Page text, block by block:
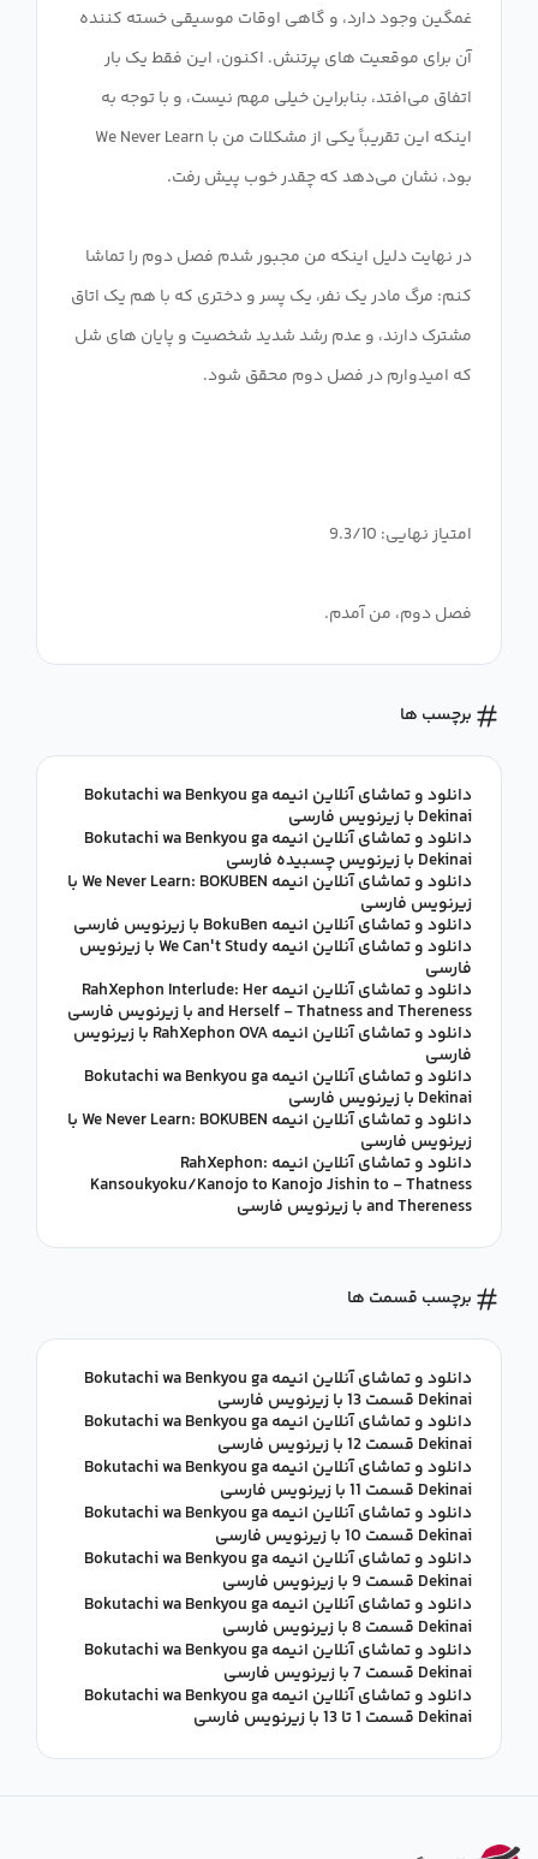
غمگین وجود دارد، و گاهی اوقات موسیقی خسته کننده
آن برای موقعیت های پرتنش. اکنون، این فقط یک بار
اتفاق می‌افتد، بنابراین خیلی مهم نیست، و با توجه به
اینکه این تقریباً یکی از مشکلات من با We Never Learn
در نهایت دلیل اینکه من مجبور شدم فصل دوم را تماشا
کنم: مرگ مادر یک نفر، یک پسر و دختری که با هم یک اتاق
مشترک دارند، و عدم رشد شدید شخصیت و پایان های شل
فصل دوم، من آمدم.
برچسب ها
دانلود و تماشای آنلاین انیمه Bokutachi wa Benkyou ga
Dekinai با زیرنویس فارسی
دانلود و تماشای آنلاین انیمه Bokutachi wa Benkyou ga
Dekinai با زیرنویس چسبیده فارسی
دانلود و تماشای آنلاین انیمه We Never Learn: BOKUBEN با
زیرنویس فارسی
دانلود و تماشای آنلاین انیمه BokuBen با زیرنویس فارسی
دانلود و تماشای آنلاین انیمه We Can't Study با زیرنویس
فارسی
دانلود و تماشای آنلاین انیمه RahXephon Interlude: Her
and Herself - Thatness and Thereness با زیرنویس فارسی
دانلود و تماشای آنلاین انیمه RahXephon OVA با زیرنویس
فارسی
دانلود و تماشای آنلاین انیمه Bokutachi wa Benkyou ga
Dekinai با زیرنویس فارسی
دانلود و تماشای آنلاین انیمه We Never Learn: BOKUBEN با
زیرنویس فارسی
دانلود و تماشای آنلاین انیمه RahXephon:
Kansoukyoku/Kanojo to Kanojo Jishin to - Thatness
and Thereness با زیرنویس فارسی
برچسب قسمت ها
دانلود و تماشای آنلاین انیمه Bokutachi wa Benkyou ga
Dekinai قسمت 13 با زیرنویس فارسی
دانلود و تماشای آنلاین انیمه Bokutachi wa Benkyou ga
Dekinai قسمت 12 با زیرنویس فارسی
دانلود و تماشای آنلاین انیمه Bokutachi wa Benkyou ga
Dekinai قسمت 11 با زیرنویس فارسی
دانلود و تماشای آنلاین انیمه Bokutachi wa Benkyou ga
Dekinai قسمت 10 با زیرنویس فارسی
دانلود و تماشای آنلاین انیمه Bokutachi wa Benkyou ga
Dekinai قسمت 9 با زیرنویس فارسی
دانلود و تماشای آنلاین انیمه Bokutachi wa Benkyou ga
Dekinai قسمت 8 با زیرنویس فارسی
دانلود و تماشای آنلاین انیمه Bokutachi wa Benkyou ga
Dekinai قسمت 7 با زیرنویس فارسی
دانلود و تماشای آنلاین انیمه Bokutachi wa Benkyou ga
Dekinai قسمت 1 تا 13 با زیرنویس فارسی